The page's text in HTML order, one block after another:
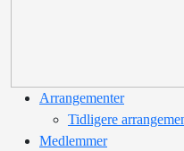
Arrangementer
Tidligere
Medlemmer